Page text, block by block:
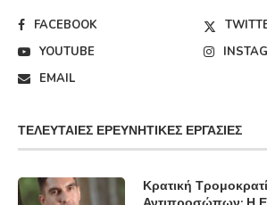
FACEBOOK
YOUTUBE
EMAIL
ΤΕΛΕΥΤΑΊΕΣ ΕΡΕΥΝΗΤΙΚΈΣ ΕΡΓΑΣΊΕΣ
Κρατική